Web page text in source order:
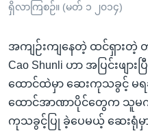
ရန်
ရန်
နေရာ
သို့
ကျော်
ရန်
ရှိလာကြစဉ်။ (မတ် ၁ ၂၀၁၄)
အကျဉ်းကျနေတဲ့ ထင်ရှားတဲ့
Cao Shunli ဟာ အပြင်းဖျ
ထောင်ထဲမှာ ဆေးကုသခွင့် မရ
ထောင်အာဏာပိုင်တွေက သူမကို
ကုသခွင့်ပြု ခဲ့ပေမယ့် ဆေးရုံမှ